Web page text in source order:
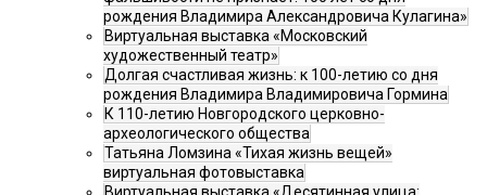
рождения Владимира Александровича Кулагина»
Виртуальная выставка «Московский
художественный театр»
Долгая счастливая жизнь: к 100-летию со дня
рождения Владимира Владимировича Гормина
К 110-летию Новгородского церковно-
археологического общества
Татьяна Ломзина «Тихая жизнь вещей»
виртуальная фотовыставка